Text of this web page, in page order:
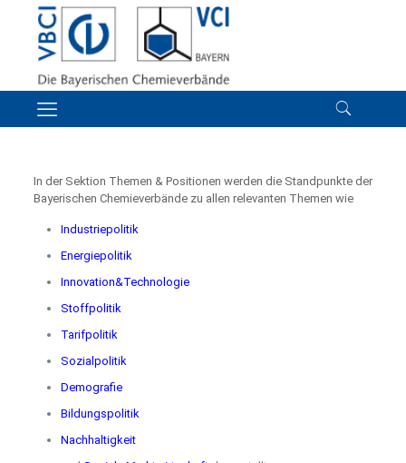
In der Sektion Themen & Positionen werden die Standpunkte der
Bayerischen Chemieverbände zu allen relevanten Themen wie
Industriepolitik
Energiepolitik
Innovation&Technologie
Stoffpolitik
Tarifpolitik
Sozialpolitik
Demografie
Bildungspolitik
Nachhaltigkeit